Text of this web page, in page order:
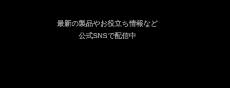
最新の製品やお役立ち情報など
公式SNSで配信中